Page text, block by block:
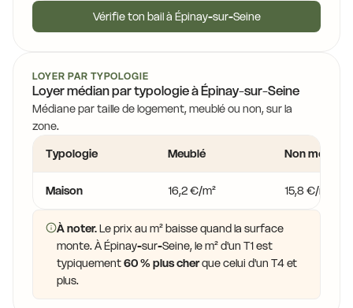
Vérifie ton bail à Épinay-sur-Seine
LOYER PAR TYPOLOGIE
Loyer médian par typologie à Épinay-sur-Seine
Médiane par taille de logement, meublé ou non, sur la
zone.
Typologie
Meublé Non meublé
Maison 16,2 €/m² 15,8 €/m²
À noter.Le prix au m² baisse quand la surface
monte. À Épinay-sur-Seine, le m² d'un T1 est
typiquement60 % plus cherque celui d'un T4 et
plus.